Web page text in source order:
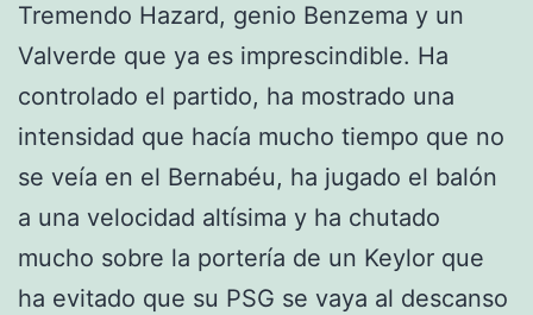
Tremendo Hazard, genio Benzema y un
Valverde que ya es imprescindible. Ha
controlado el partido, ha mostrado una
intensidad que hacía mucho tiempo que no
se veía en el Bernabéu, ha jugado el balón
a una velocidad altísima y ha chutado
mucho sobre la portería de un Keylor que
ha evitado que su PSG se vaya al descanso